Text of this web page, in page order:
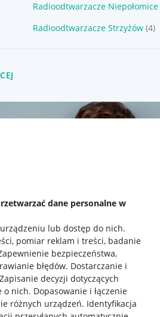
dane personalne w
lub dostęp do nich.
pomiar reklam i treści, badanie
bezpieczeństwa,
błędów. Dostarczanie i
Zapisanie decyzji dotyczących
o nich. Dopasowanie i łączenie
różnych urządzeń. Identyfikacja
Radioodtwarzacze Niepołomice
Radioodtwarzacze Strzyżów (4)